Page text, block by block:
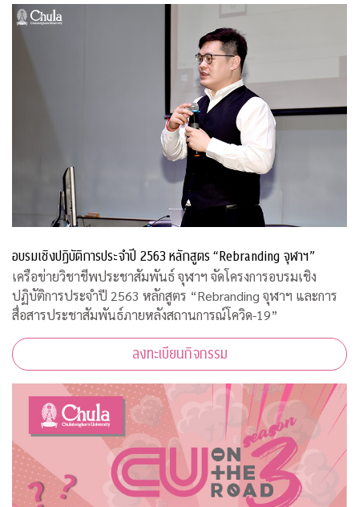
อบรมเชิงปฏิบัติการประจำปี 2563 หลักสูตร “Rebranding จุฬาฯ”
เครือข่ายวิชาชีพประชาสัมพันธ์ จุฬาฯ จัดโครงการอบรมเชิง
ปฏิบัติการประจำปี 2563 หลักสูตร “Rebranding จุฬาฯ และการ
สื่อสารประชาสัมพันธ์ภายหลังสถานการณ์โควิด-19”
ลงทะเบียนกิจกรรม